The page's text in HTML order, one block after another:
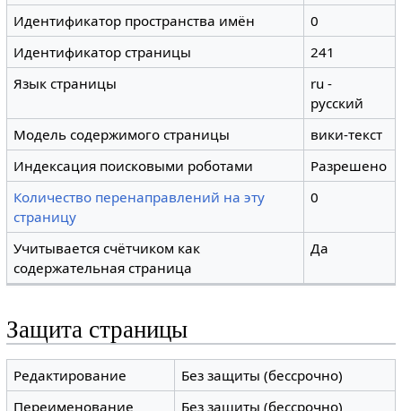
Идентификатор пространства имён
0
Идентификатор страницы
241
Язык страницы
ru -
русский
Модель содержимого страницы
вики-текст
Индексация поисковыми роботами
Разрешено
Количество перенаправлений на эту
страницу
0
Учитывается счётчиком как
содержательная страница
Да
Защита страницы
Редактирование
Без защиты (бессрочно)
Переименование
Без защиты (бессрочно)